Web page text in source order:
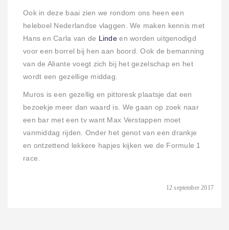
12 september 2017
Ook in deze baai zien we rondom ons heen een
heleboel Nederlandse vlaggen. We maken kennis met
Hans en Carla van de Linde en worden uitgenodigd
voor een borrel bij hen aan boord. Ook de bemanning
van de Aliante voegt zich bij het gezelschap en het
wordt een gezellige middag.
Muros is een gezellig en pittoresk plaatsje dat een
bezoekje meer dan waard is. We gaan op zoek naar
een bar met een tv want Max Verstappen moet
vanmiddag rijden. Onder het genot van een drankje
en ontzettend lekkere hapjes kijken we de Formule 1
race.